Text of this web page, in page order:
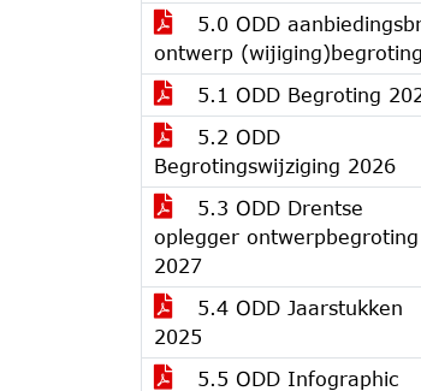
5.0 ODD
ontwerp (wijiging)begroting
5.1 ODD Begroting
5.2 ODD
Begrotingswijziging 2026
5.3 ODD Drentse
oplegger ontwerpbegroting
2027
5.4 ODD Jaarstukken
2025
5.5 ODD Infographic